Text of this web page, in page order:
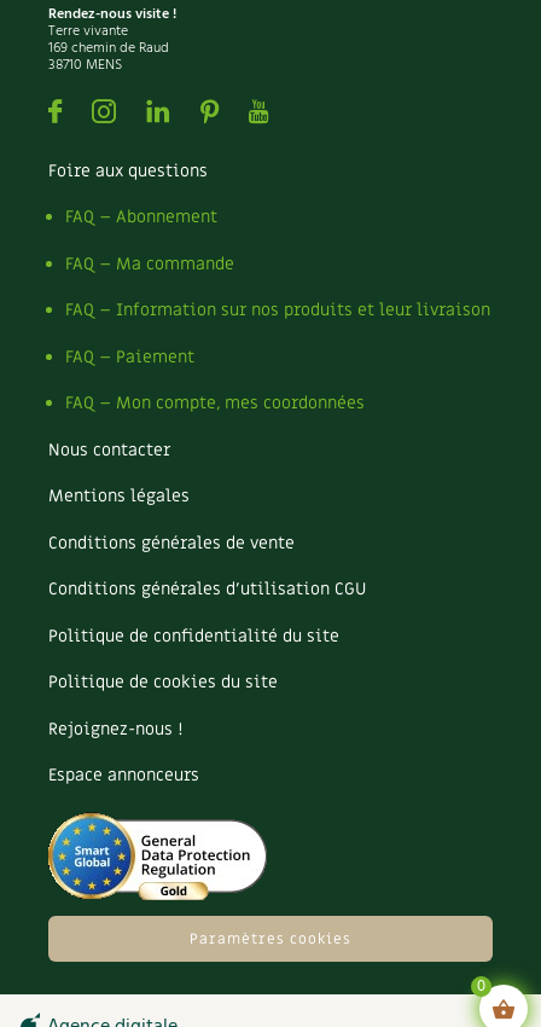
Compléments
Conseils vidéo des4 saisons
Secrets d’abonné
Tous au jardin ! avec Pascal
BD : La folle histoire des plantes
Rendez-nous visite !
Terre vivante
169 chemin de Raud
38710 MENS
FacebookInstagramLinkedin
PinterestYoutube
Foire aux questions
FAQ – Abonnement
FAQ – Ma commande
FAQ – Information sur nos produits et leur livraison
FAQ – Paiement
FAQ – Mon compte, mes coordonnées
Nous contacter
Mentions légales
Conditions générales de vente
Conditions générales d’utilisation CGU
Politique de confidentialité du site
Politique de cookies du site
Rejoignez-nous !
Espace annonceurs
Paramètres cookies
0